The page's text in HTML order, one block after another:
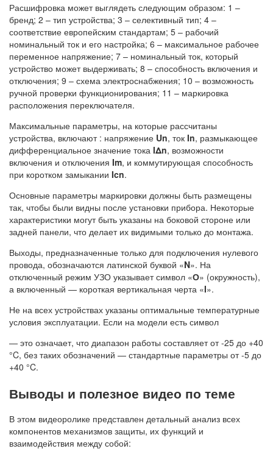
Расшифровка может выглядеть следующим образом: 1 –
бренд; 2 – тип устройства; 3 – селективный тип; 4 –
соответствие европейским стандартам; 5 – рабочий
номинальный ток и его настройка; 6 – максимальное рабочее
переменное напряжение; 7 – номинальный ток, который
устройство может выдерживать; 8 – способность включения и
отключения; 9 – схема электроснабжения; 10 – возможность
ручной проверки функционирования; 11 – маркировка
расположения переключателя.
Максимальные параметры, на которые рассчитаны
устройства, включают : напряжение Un, ток In, размыкающее
дифференциальное значение тока IΔn, возможности
включения и отключения Im, и коммутирующая способность
при коротком замыкании Icn.
Основные параметры маркировки должны быть размещены
так, чтобы были видны после установки прибора. Некоторые
характеристики могут быть указаны на боковой стороне или
задней панели, что делает их видимыми только до монтажа.
Выходы, предназначенные только для подключения нулевого
провода, обозначаются латинской буквой «N». На
отключенный режим УЗО указывает символ «О» (окружность),
а включенный — короткая вертикальная черта «I».
Не на всех устройствах указаны оптимальные температурные
условия эксплуатации. Если на модели есть символ
— это означает, что диапазон работы составляет от -25 до +40
°C, без таких обозначений — стандартные параметры от -5 до
+40 °C.
Выводы и полезное видео по теме
В этом видеоролике представлен детальный анализ всех
компонентов механизмов защиты, их функций и
взаимодействия между собой: